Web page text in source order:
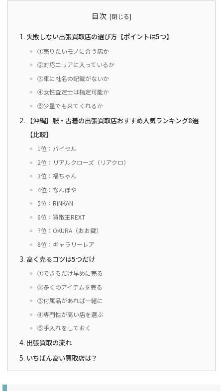
目次
失敗しない出張買取店の選び方【ポイントは5つ】
①売りたいモノに合う店か
②対応エリアに入っているか
③車に社名の記載がないか
④女性査定士は指定可能か
⑤少量でも来てくれるか
【沖縄】服・古着の出張買取店おすすめ人気ランキング8選
【比較】
1位：バイセル
2位：リアルクローズ（リアクロ）
3位：福ちゃん
4位：なんぼや
5位：RINKAN
6位：買取王REXT
7位：OKURA（おお蔵）
8位：ギャラリーレア
高く売るコツは5つだけ
①できるだけ早めに売る
②多くのアイテムを売る
③付属品があれば一緒に
④専門性が高い店を選ぶ
⑤手入れをしておく
出張買取の流れ
いちばん高い買取店は？